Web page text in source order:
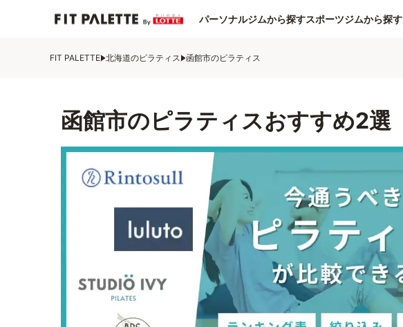
パーソナルジムから探すスポーツジムから探す
FIT PALETTE 北海道のピラティス 函館市のピラティス
函館市のピラティスおすすめ2選